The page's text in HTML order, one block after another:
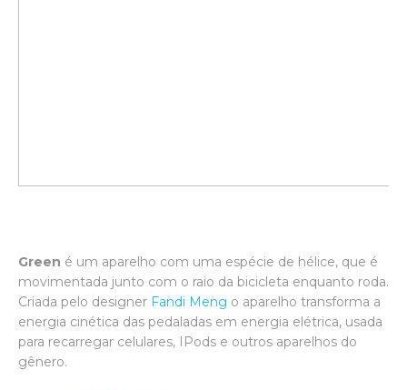
Green é um aparelho com uma espécie de hélice, que é
movimentada junto com o raio da bicicleta enquanto roda.
Criada pelo designer Fandi Meng o aparelho transforma a
energia cinética das pedaladas em energia elétrica, usada
para recarregar celulares, IPods e outros aparelhos do
gênero.